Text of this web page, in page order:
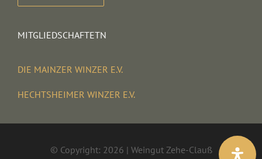
MITGLIEDSCHAFTETN
DIE MAINZER WINZER E.V.
HECHTSHEIMER WINZER E.V.
© Copyright: 2026 | Weingut Zehe-Clauß